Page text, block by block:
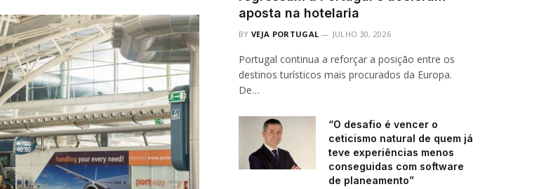
aposta na hotelaria
BY VEJA PORTUGAL JULHO 30, 2026
Portugal continua a reforçar a posição entre os
destinos turísticos mais procurados da Europa.
De…
“O desafio é vencer o
ceticismo natural de quem já
teve experiências menos
conseguidas com software
de planeamento”